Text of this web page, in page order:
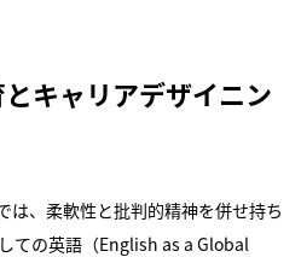
とキャリアデザイニン
は、柔軟性と批判的精神を併せ持ち
ての英語（English as a Global